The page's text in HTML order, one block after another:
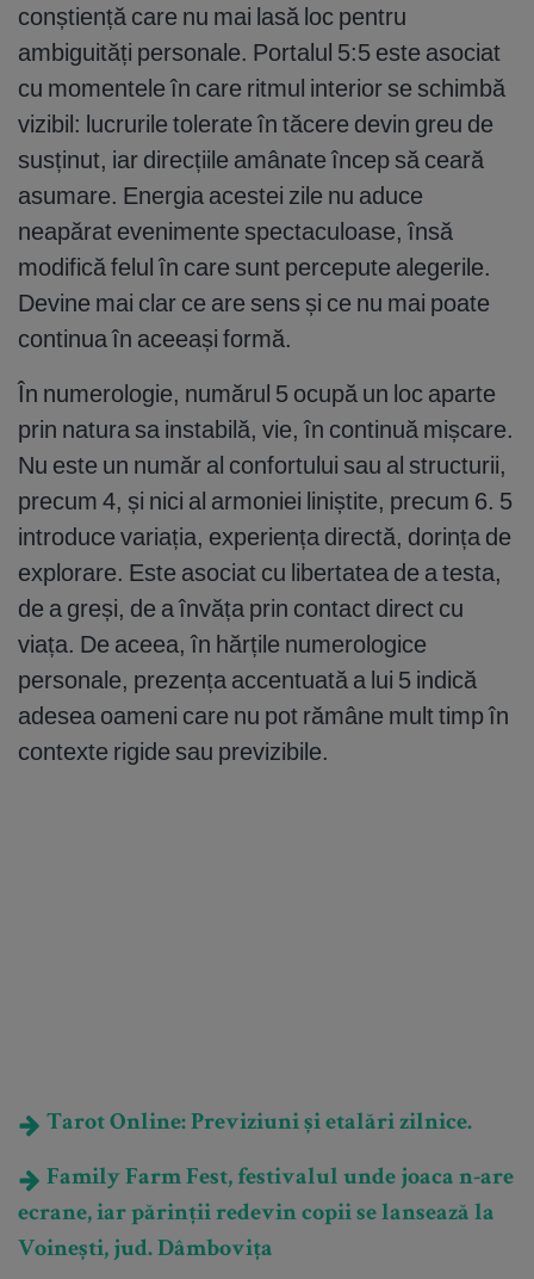
conștiență care nu mai lasă loc pentru
ambiguități personale. Portalul 5:5 este asociat
cu momentele în care ritmul interior se schimbă
vizibil: lucrurile tolerate în tăcere devin greu de
susținut, iar direcțiile amânate încep să ceară
asumare. Energia acestei zile nu aduce
neapărat evenimente spectaculoase, însă
modifică felul în care sunt percepute alegerile.
Devine mai clar ce are sens și ce nu mai poate
continua în aceeași formă.
În numerologie, numărul 5 ocupă un loc aparte
prin natura sa instabilă, vie, în continuă mișcare.
Nu este un număr al confortului sau al structurii,
precum 4, și nici al armoniei liniștite, precum 6. 5
introduce variația, experiența directă, dorința de
explorare. Este asociat cu libertatea de a testa,
de a greși, de a învăța prin contact direct cu
viața. De aceea, în hărțile numerologice
personale, prezența accentuată a lui 5 indică
adesea oameni care nu pot rămâne mult timp în
contexte rigide sau previzibile.
Tarot Online: Previziuni și etalări zilnice.
Family Farm Fest, festivalul unde joaca n-are
ecrane, iar părinții redevin copii se lansează la
Voinești, jud. Dâmbovița